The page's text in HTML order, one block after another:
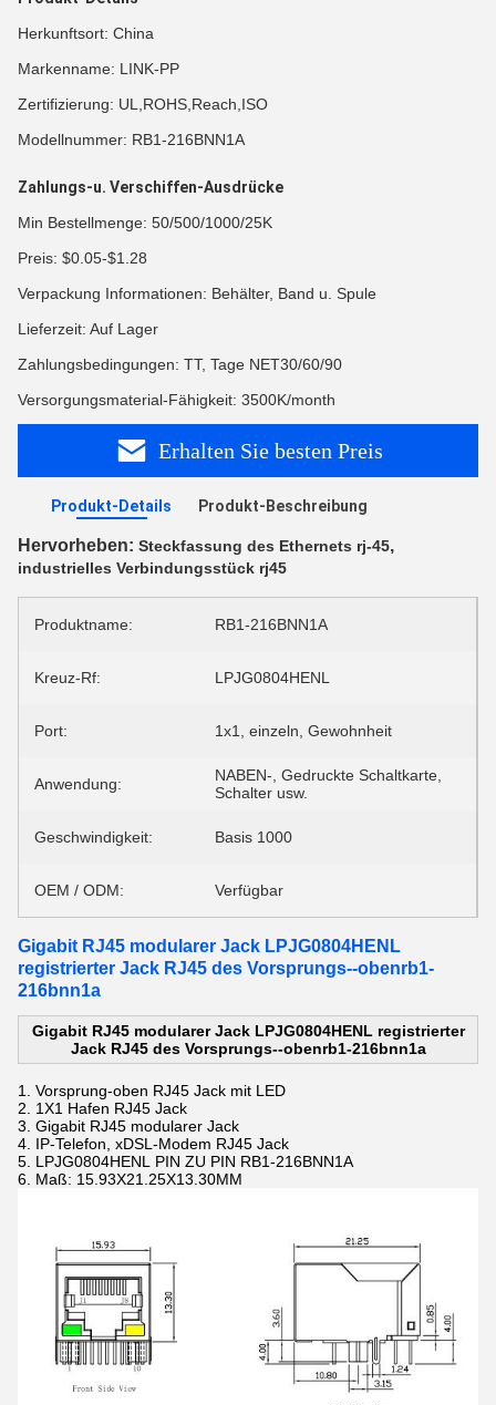
Herkunftsort: China
Markenname: LINK-PP
Zertifizierung: UL,ROHS,Reach,ISO
Modellnummer: RB1-216BNN1A
Zahlungs-u. Verschiffen-Ausdrücke
Min Bestellmenge: 50/500/1000/25K
Preis: $0.05-$1.28
Verpackung Informationen: Behälter, Band u. Spule
Lieferzeit: Auf Lager
Zahlungsbedingungen: TT, Tage NET30/60/90
Versorgungsmaterial-Fähigkeit: 3500K/month
Erhalten Sie besten Preis
Produkt-Details Produkt-Beschreibung
Hervorheben: Steckfassung des Ethernets rj-45,
industrielles Verbindungsstück rj45
Produktname: RB1-216BNN1A
Kreuz-Rf: LPJG0804HENL
Port: 1x1, einzeln, Gewohnheit
Anwendung:
NABEN-, Gedruckte Schaltkarte,
Schalter usw.
Geschwindigkeit: Basis 1000
OEM / ODM: Verfügbar
Gigabit RJ45 modularer Jack LPJG0804HENL
registrierter Jack RJ45 des Vorsprungs--obenrb1-
216bnn1a
Gigabit RJ45 modularer Jack LPJG0804HENL registrierter
Jack RJ45 des Vorsprungs--obenrb1-216bnn1a
1. Vorsprung-oben RJ45 Jack mit LED
2. 1X1 Hafen RJ45 Jack
3. Gigabit RJ45 modularer Jack
4. IP-Telefon, xDSL-Modem RJ45 Jack
5. LPJG0804HENL PIN ZU PIN RB1-216BNN1A
6. Maß: 15.93X21.25X13.30MM